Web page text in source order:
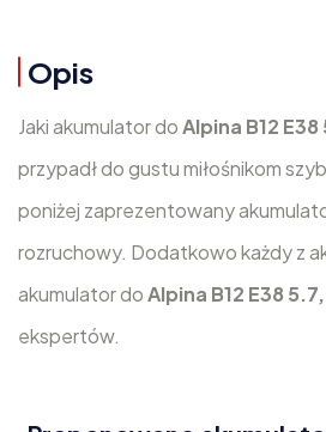
Opis
Jaki akumulator doAlpina B12
przypadł do gustu miłośnikom
poniżej zaprezentowany
rozruchowy. Dodatkowo każdy z
akumulator doAlpina B12 E38
ekspertów.